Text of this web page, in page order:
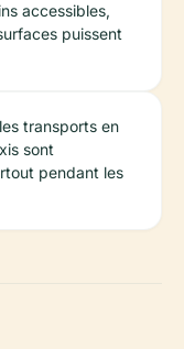
accessibles,
puissent
transports en
sont
pendant les